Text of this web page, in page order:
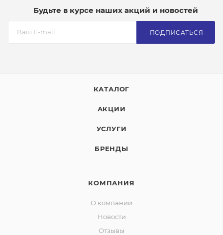
Будьте в курсе наших акций и новостей
ПОДПИСАТЬСЯ
КАТАЛОГ
АКЦИИ
УСЛУГИ
БРЕНДЫ
КОМПАНИЯ
О компании
Новости
Отзывы